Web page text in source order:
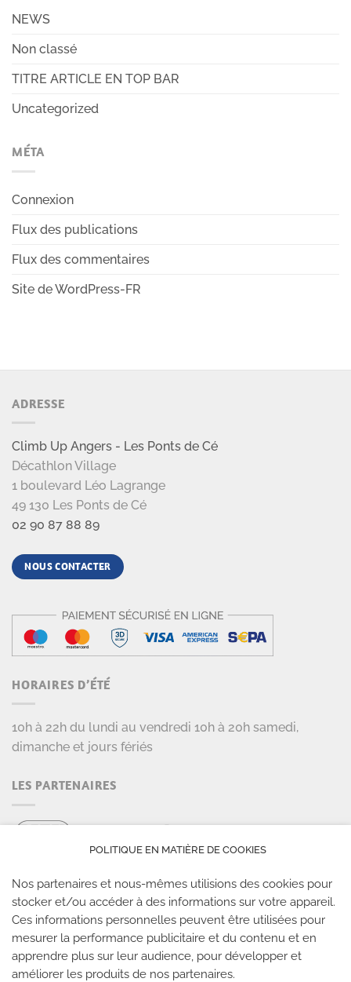
NEWS
Non classé
TITRE ARTICLE EN TOP BAR
Uncategorized
MÉTA
Connexion
Flux des publications
Flux des commentaires
Site de WordPress-FR
ADRESSE
Climb Up Angers - Les Ponts de Cé
Décathlon Village
1 boulevard Léo Lagrange
49 130 Les Ponts de Cé
02 90 87 88 89
NOUS CONTACTER
HORAIRES D’ÉTÉ
10h à 22h du lundi au vendredi 10h à 20h samedi,
dimanche et jours fériés
LES PARTENAIRES
LES SALLES CLIMB UP
Climb Up vous accueille dans ses salles, partout en
POLITIQUE EN MATIÈRE DE COOKIES
Nos partenaires et nous-mêmes utilisions des cookies pour
stocker et/ou accéder à des informations sur votre appareil.
Ces informations personnelles peuvent être utilisées pour
mesurer la performance publicitaire et du contenu et en
apprendre plus sur leur audience, pour développer et
améliorer les produits de nos partenaires.